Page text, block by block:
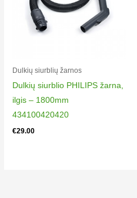
Dulkių siurblių žarnos
Dulkių siurblio PHILIPS žarna,
ilgis – 1800mm
434100420420
€29.00